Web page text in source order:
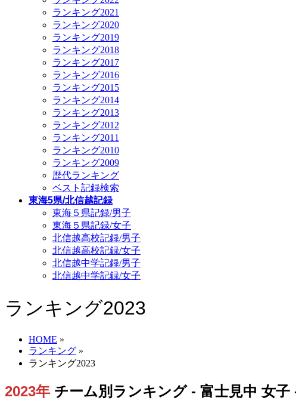
ランキング2021
ランキング2020
ランキング2019
ランキング2018
ランキング2017
ランキング2016
ランキング2015
ランキング2014
ランキング2013
ランキング2012
ランキング2011
ランキング2010
ランキング2009
歴代ランキング
ベスト記録検索
東海5県/北信越記録
東海５県記録/男子
東海５県記録/女子
北信越高校記録/男子
北信越高校記録/女子
北信越中学記録/男子
北信越中学記録/女子
ランキング2023
HOME »
ランキング »
ランキング2023
2023年 チーム別ランキング - 富士見中 女子